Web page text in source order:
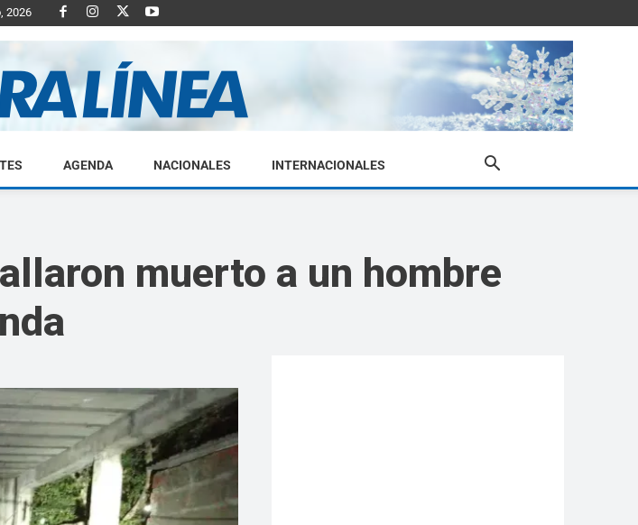
2026
Diario
Primera
Linea
AGENDA NACIONALES INTERNACIONALES
muerto a un hombre